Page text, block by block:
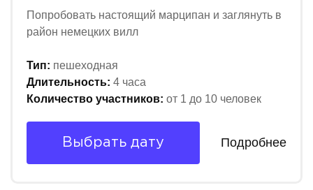
Попробовать настоящий марципан и заглянуть в
район немецких вилл
Тип: пешеходная
Длительность: 4 часа
Количество участников: от 1 до 10 человек
Выбрать дату Подробнее